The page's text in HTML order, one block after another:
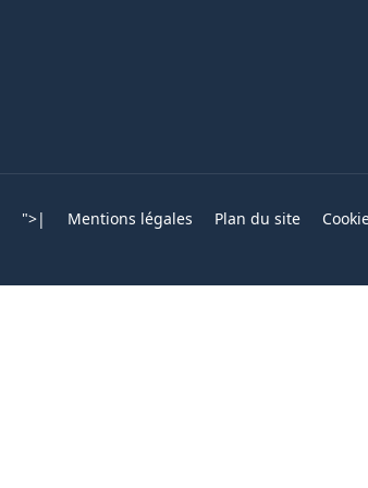
">| Mentions légales Plan du site